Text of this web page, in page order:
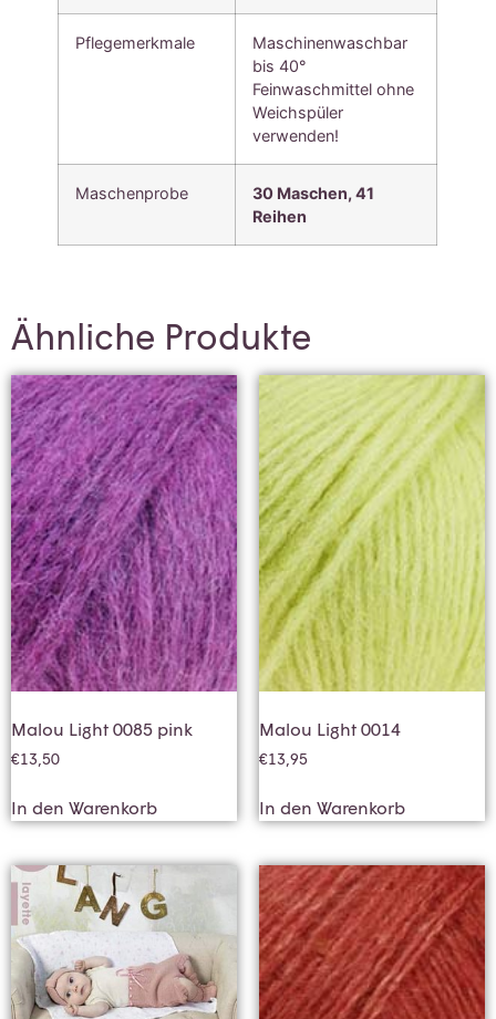
Pflegemerkmale
Maschinenwaschbar
bis 40°
Feinwaschmittel ohne
Weichspüler
verwenden!
Maschenprobe
30 Maschen, 41
Reihen
Ähnliche Produkte
Malou Light 0085 pink
€13,50
In den Warenkorb
Malou Light 0014
€13,95
In den Warenkorb